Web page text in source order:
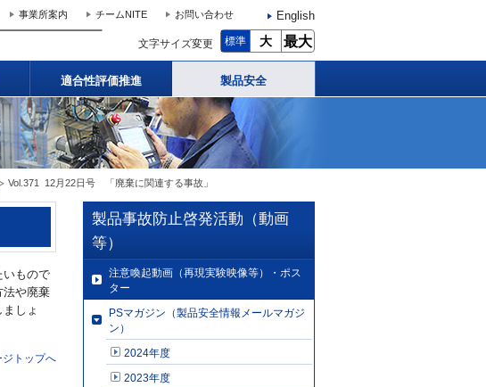
事業所案内 チームNITE お問い合わせ English
文字サイズ変更 標準 大 最大
適合性評価推進 製品安全
Vol.371 12月22日号 「廃棄に関連する事故」
いもので
法や廃棄
しょ
ジトップへ
製品事故防止啓発活動（動画
等）
注意喚起動画（再現実験映像等）・ポス
ター
PSマガジン（製品安全情報メールマガジ
ン）
2024年度
2023年度